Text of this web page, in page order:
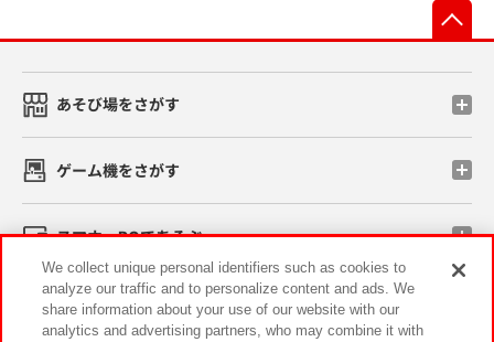
あそび場をさがす
ゲーム機をさがす
スマホ・PCであそぶ
イベント・キャンペーン
We collect unique personal identifiers such as cookies to
analyze our traffic and to personalize content and ads. We
share information about your use of our website with our
analytics and advertising partners, who may combine it with